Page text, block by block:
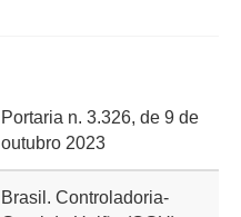
Portaria n. 3.326, de 9 de
outubro 2023
Brasil. Controladoria-